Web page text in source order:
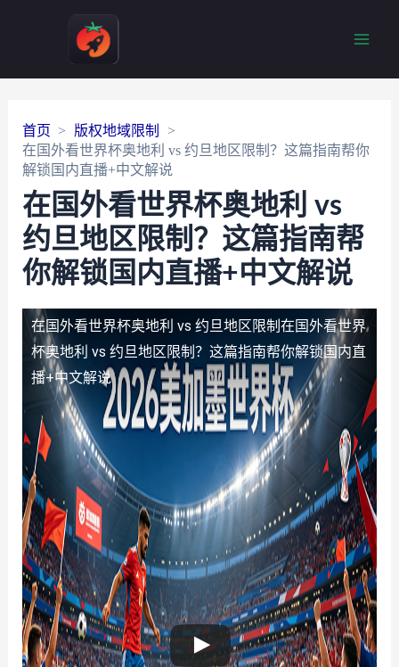
首页
版权地域限制
在国外看世界杯奥地利 vs 约旦地区限制？这篇指南帮你
解锁国内直播+中文解说
在国外看世界杯奥地利 vs
约旦地区限制？这篇指南帮
你解锁国内直播+中文解说
在国外看世界杯奥地利 vs 约旦地区限制 在国外看世界
杯奥地利 vs 约旦地区限制？这篇指南帮你解锁国内直
播+中文解说